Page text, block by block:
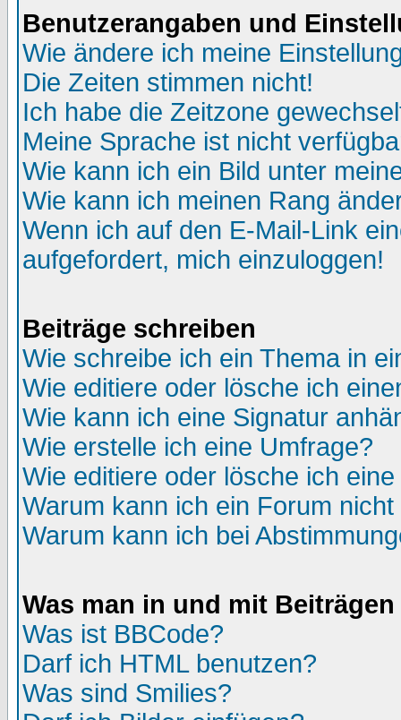
Benutzerangaben und
Wie ändere ich meine
Die Zeiten stimmen nicht!
Ich habe die Zeitzone
Meine Sprache ist nicht
Wie kann ich ein Bild unter
Wie kann ich meinen Rang
Wenn ich auf den E-Mail-Link
aufgefordert, mich einzuloggen!
Beiträge schreiben
Wie schreibe ich ein Thema in
Wie editiere oder lösche ich
Wie kann ich eine Signatur
Wie erstelle ich eine Umfrage?
Wie editiere oder lösche ich
Warum kann ich ein Forum
Warum kann ich bei
Was man in und mit
Was ist BBCode?
Darf ich HTML benutzen?
Was sind Smilies?